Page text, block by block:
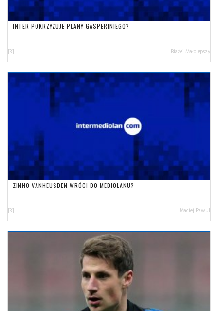
INTER POKRZYŻUJE PLANY GASPERINIEGO?
[3] Błażej Małolepszy
ZINHO VANHEUSDEN WRÓCI DO MEDIOLANU?
[3] Maciej Pawul